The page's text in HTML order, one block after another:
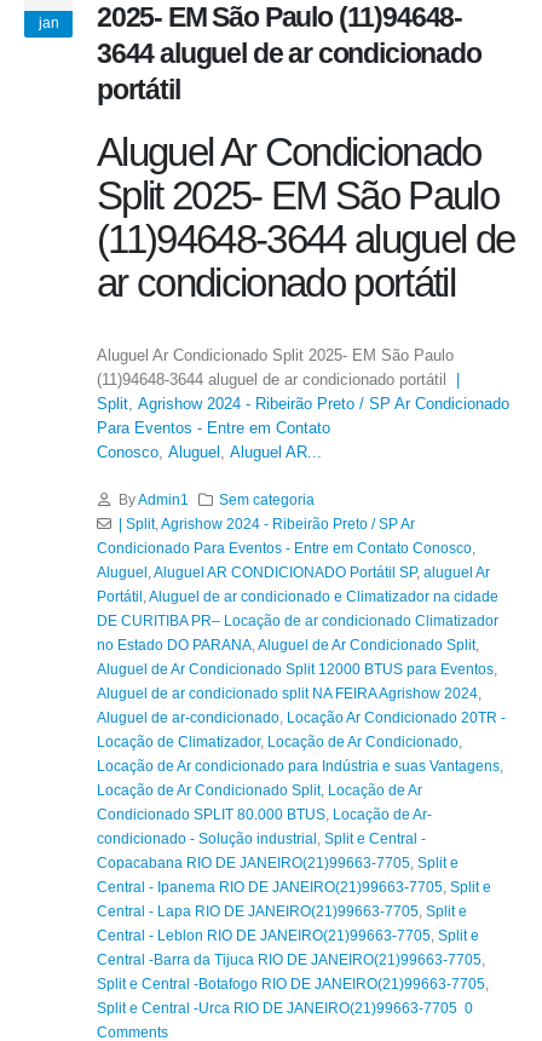
jan
2025- EM São Paulo (11)94648-
3644 aluguel de ar condicionado
portátil
Aluguel Ar Condicionado
Split 2025- EM São Paulo
(11)94648-3644 aluguel de
ar condicionado portátil
Aluguel Ar Condicionado Split 2025- EM São Paulo
(11)94648-3644 aluguel de ar condicionado portátil
Split, Agrishow 2024 - Ribeirão Preto / SP Ar Condicionado
Para Eventos - Entre em Contato
Conosco, Aluguel , Aluguel AR...
By Admin1
Sem categoria
| Split, Agrishow 2024 - Ribeirão Preto / SP Ar
Condicionado Para Eventos - Entre em Contato Conosco
Aluguel Aluguel AR CONDICIONADO Portátil SP, aluguel Ar
Portátil Aluguel de ar condicionado e Climatizador na cidade
DE CURITIBA PR– Locação de ar condicionado Climatizador
no Estado DO PARANA Aluguel de Ar Condicionado Split,
Aluguel de Ar Condicionado Split 12000 BTUS para Eventos
Aluguel de ar condicionado split NA FEIRA Agrishow 2024
Aluguel de ar-condicionado Locação Ar Condicionado 20TR -
Locação de Climatizador, Locação de Ar Condicionado
Locação de Ar condicionado para Indústria e suas Vantagens
Locação de Ar Condicionado Split, Locação de Ar
Condicionado SPLIT 80.000 BTUS Locação de Ar-
condicionado - Solução industrial
Split e Central -
Copacabana RIO DE JANEIRO(21)99663-7705 Split e
Central - Ipanema RIO DE JANEIRO(21)99663-7705 Split e
Central - Lapa RIO DE JANEIRO(21)99663-7705 Split e
Central - Leblon RIO DE JANEIRO(21)99663-7705 Split e
Central -Barra da Tijuca RIO DE JANEIRO(21)99663-7705
Split e Central -Botafogo RIO DE JANEIRO(21)99663-7705
Split e Central -Urca RIO DE JANEIRO(21)99663-7705 0
Comments